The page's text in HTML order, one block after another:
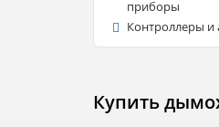
приборы
Контроллеры и
Купить